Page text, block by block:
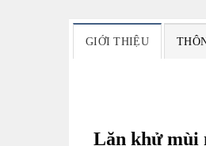
GIỚI THIỆU
Lăn khử mùi